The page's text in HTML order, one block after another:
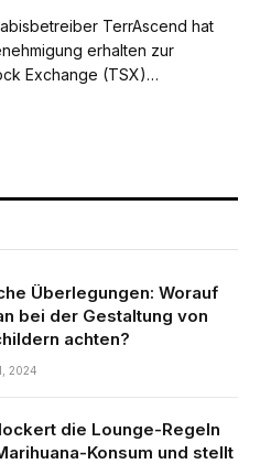
TerrAscend hat
erhalten zur
Exchange (TSX)…
Überlegungen: Worauf
bei der Gestaltung von
achten?
2024
die Lounge-Regeln
Konsum und stellt